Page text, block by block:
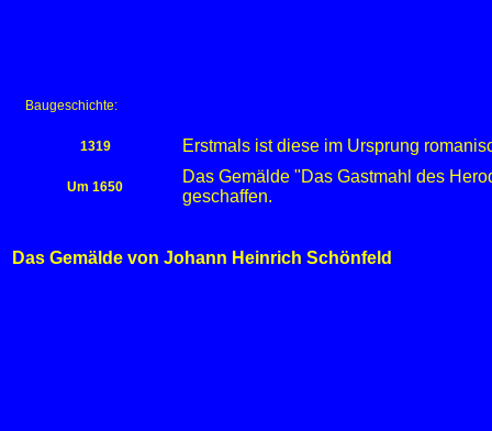
Baugeschichte:
1319 Erstmals ist diese im Ursprung
Um 1650
Das Gemälde "Das Gastmahl des
geschaffen.
Das Gemälde von Johann Heinrich Schönfeld